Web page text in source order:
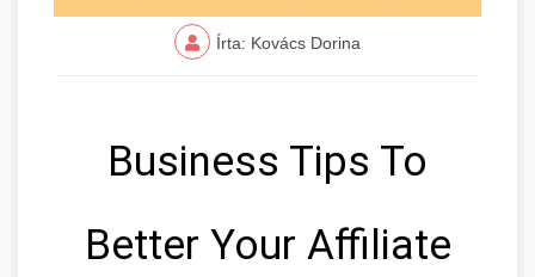
Írta: Kovács Dorina
Business Tips To
Better Your Affiliate